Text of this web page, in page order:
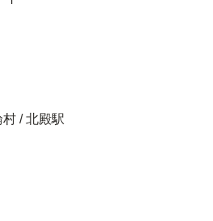
/ 北殿駅